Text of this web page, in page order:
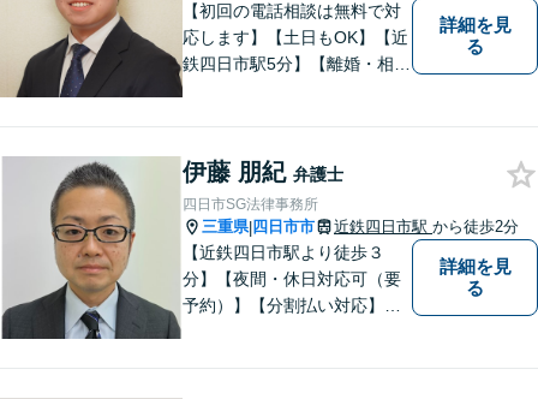
【初回の電話相談は無料で対
応します】【土日もOK】【近
鉄四日市駅5分】【離婚・相続
刑事事件全般】双方ともに納
得する解決を目指します【交
通事故】示談金の増額に向け
尽力
詳細を見
る
伊藤 朋紀 弁護士
四日市SG法律事務所
三重県| 四日市市 近鉄四日市駅 から徒歩2分
【近鉄四日市駅より徒歩３
分】【夜間・休日対応可（要
予約）】【分割払い対応】
詳細を見
る